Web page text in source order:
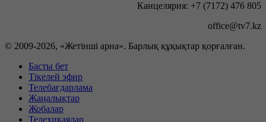
Канцелярия: +7 (7172) 476 805
office@tv7.kz
© 2009-2026, «Жетінші арна». Барлық құқықтар қорғалған.
Басты бет
Тікелей эфир
Телебағдарлама
Жаңалықтар
Жобалар
Телехикаялар